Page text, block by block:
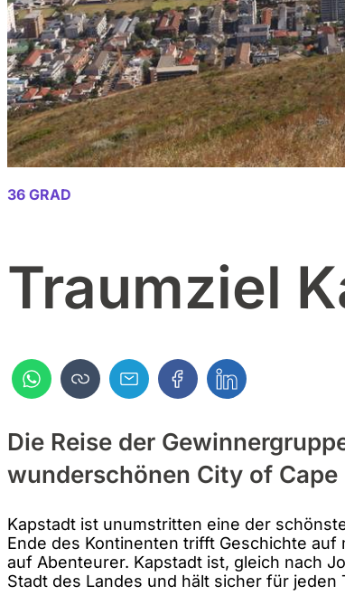
36 GRAD
Traumziel
Die Reise der
wunderschönen City of Cape
Kapstadt ist unumstritten eine der
Ende des Kontinenten trifft Geschichte
auf Abenteurer. Kapstadt ist, gleich nach
Stadt des Landes und hält sicher für